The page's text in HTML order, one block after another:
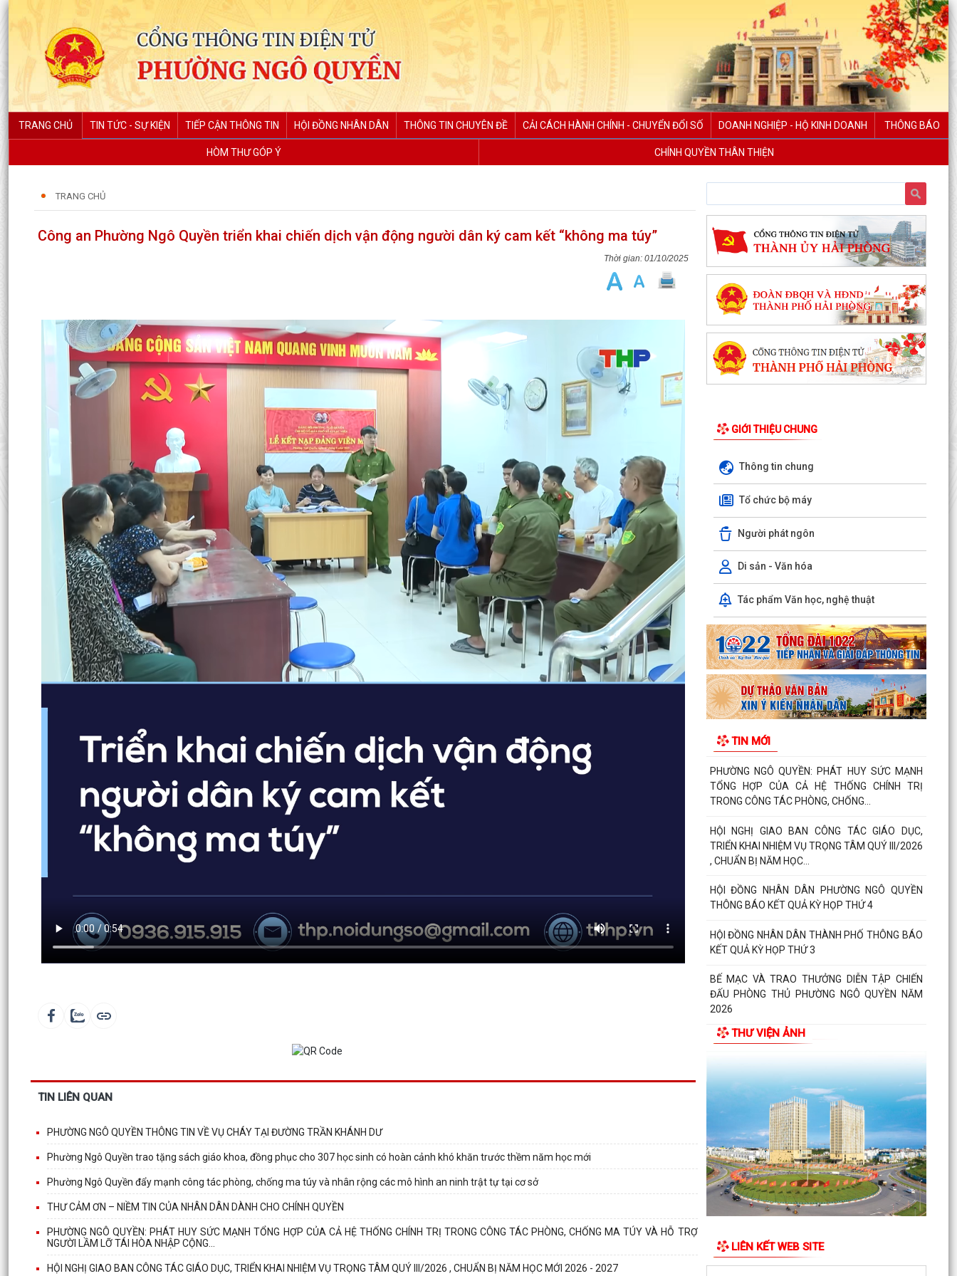
TRANG CHỦ TIN TỨC - SỰ KIỆN TIẾP CẬN THÔNG TIN HỘI ĐỒNG NHÂN DÂN THÔNG TIN CHUYÊN ĐỀ CẢI CÁCH HÀNH CHÍNH - CHUYỂN ĐỔI SỐ DOANH NGHIỆP - HỘ KINH DOANH THÔNG BÁO
HÒM THƯ GÓP Ý CHÍNH QUYỀN THÂN THIỆN
TRANG CHỦ
Công an Phường Ngô Quyền triển khai chiến dịch vận động người dân ký cam kết “không ma túy”
01/10/2025
TIN LIÊN QUAN
PHƯỜNG NGÔ QUYỀN THÔNG TIN VỀ VỤ CHÁY TẠI ĐƯỜNG TRẦN KHÁNH DƯ
Phường Ngô Quyền trao tặng sách giáo khoa, đồng phục cho 307 học sinh có hoàn cảnh khó khăn trước thềm năm học mới
Phường Ngô Quyền đẩy mạnh công tác phòng, chống ma túy và nhân rộng các mô hình an ninh trật tự tại cơ sở
THƯ CẢM ƠN – NIỀM TIN CỦA NHÂN DÂN DÀNH CHO CHÍNH QUYỀN
PHƯỜNG NGÔ QUYỀN: PHÁT HUY SỨC MẠNH TỔNG HỢP CỦA CẢ HỆ THỐNG CHÍNH TRỊ TRONG CÔNG TÁC PHÒNG, CHỐNG MA TÚY VÀ HỖ TRỢ
NGƯỜI LẦM LỠ TÁI HÒA NHẬP CỘNG...
HỘI NGHỊ GIAO BAN CÔNG TÁC GIÁO DỤC, TRIỂN KHAI NHIỆM VỤ TRỌNG TÂM QUÝ III/2026 , CHUẨN BỊ NĂM HỌC MỚI 2026 - 2027
GIỚI THIỆU CHUNG
Thông tin chung
Tổ chức bộ máy
Người phát ngôn
Di sản - Văn hóa
Tác phẩm Văn học, nghệ thuật
TIN MỚI
PHƯỜNG NGÔ QUYỀN THÔNG TIN VỀ VỤ CHÁY
TẠI ĐƯỜNG TRẦN KHÁNH DƯ
DANH SÁCH ĐĂNG KÝ KINH DOANH THÁNG
Phường Ngô Quyền trao tặng sách giáo khoa,
đồng phục cho 307 học sinh có hoàn cảnh khó
khăn trước...
Phường Ngô Quyền đẩy mạnh công tác phòng,
chống ma túy và nhân rộng các mô hình an ninh
trật tự tại...
CHO CHÍNH QUYỀN
PHƯỜNG NGÔ QUYỀN: PHÁT HUY SỨC MẠNH
TỔNG HỢP CỦA CẢ HỆ THỐNG CHÍNH TRỊ
TRONG CÔNG TÁC PHÒNG, CHỐNG...
HỘI NGHỊ GIAO BAN CÔNG TÁC GIÁO DỤC,
TRIỂN KHAI NHIỆM VỤ TRỌNG TÂM QUÝ III/2026
, CHUẨN BỊ NĂM HỌC...
HỘI ĐỒNG NHÂN DÂN PHƯỜNG NGÔ QUYỀN
THÔNG BÁO KẾT QUẢ KỲ HỌP THỨ 4
HỘI ĐỒNG NHÂN DÂN THÀNH PHỐ THÔNG BÁO
KẾT QUẢ KỲ HỌP THỨ 3
BẾ MẠC VÀ TRAO THƯỞNG DIỄN TẬP CHIẾN
ĐẤU PHÒNG THỦ PHƯỜNG NGÔ QUYỀN NĂM
2026
Phường Ngô Quyền khai mạc Diễn tập chiến đấu
ĐẢNG ỦY - HĐND - UBND - UB MTTQ VIỆT NAM
PHƯỜNG NGÔ QUYỀN THƯ TRI ÂN GIA ĐÌNH
CÁC ANH HÙNG LIỆT...
HƯỚNG DẪN SỬ DỤNG APP TRA CỨU SỬ DỤNG
ĐIỆN
Phường Ngô Quyền: Chuỗi hoạt động tri ân,
“Đền ơn đáp nghĩa” thiết thực nhân kỷ niệm 79
năm Ngày...
PHƯỜNG NGÔ QUYỀN TỔ CHỨC HỘI NGHỊ TRAO
THƯ VIỆN ẢNH
LIÊN KẾT WEB SITE